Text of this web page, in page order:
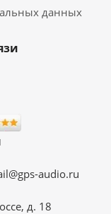
данных
audio.ru
д. 18